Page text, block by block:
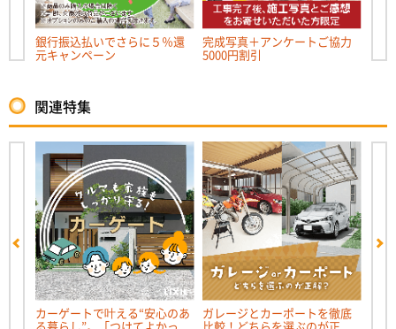
銀行振込払いでさらに５％還
元キャンペーン
完成写真＋アンケートご協力
5000円割引
関連特集
カーゲートで叶える“安心のあ ガレージとカーポートを徹底